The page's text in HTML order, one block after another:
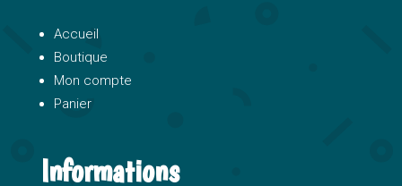
Accueil
Boutique
Mon compte
Panier
Informations